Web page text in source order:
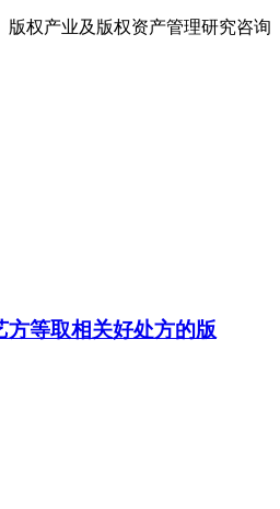
版权产业及版权资产管理研究咨询
方等取相关好处方的版